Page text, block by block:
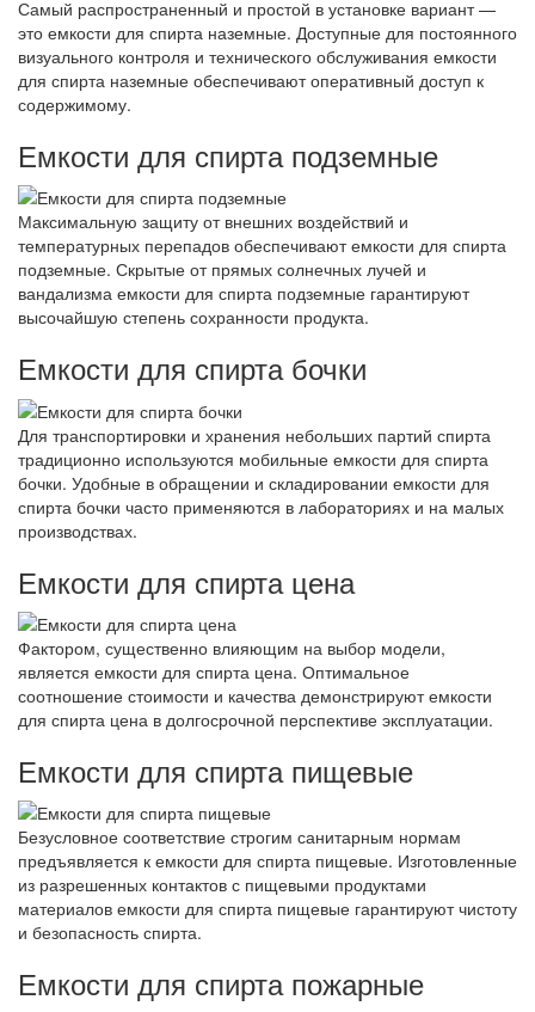
Самый распространенный и простой в установке вариант —
это емкости для спирта наземные. Доступные для постоянного
визуального контроля и технического обслуживания емкости
для спирта наземные обеспечивают оперативный доступ к
содержимому.
Емкости для спирта подземные
Максимальную защиту от внешних воздействий и
температурных перепадов обеспечивают емкости для спирта
подземные. Скрытые от прямых солнечных лучей и
вандализма емкости для спирта подземные гарантируют
высочайшую степень сохранности продукта.
Емкости для спирта бочки
Для транспортировки и хранения небольших партий спирта
традиционно используются мобильные емкости для спирта
бочки. Удобные в обращении и складировании емкости для
спирта бочки часто применяются в лабораториях и на малых
производствах.
Емкости для спирта цена
Фактором, существенно влияющим на выбор модели,
является емкости для спирта цена. Оптимальное
соотношение стоимости и качества демонстрируют емкости
для спирта цена в долгосрочной перспективе эксплуатации.
Емкости для спирта пищевые
Безусловное соответствие строгим санитарным нормам
предъявляется к емкости для спирта пищевые. Изготовленные
из разрешенных контактов с пищевыми продуктами
материалов емкости для спирта пищевые гарантируют чистоту
и безопасность спирта.
Емкости для спирта пожарные